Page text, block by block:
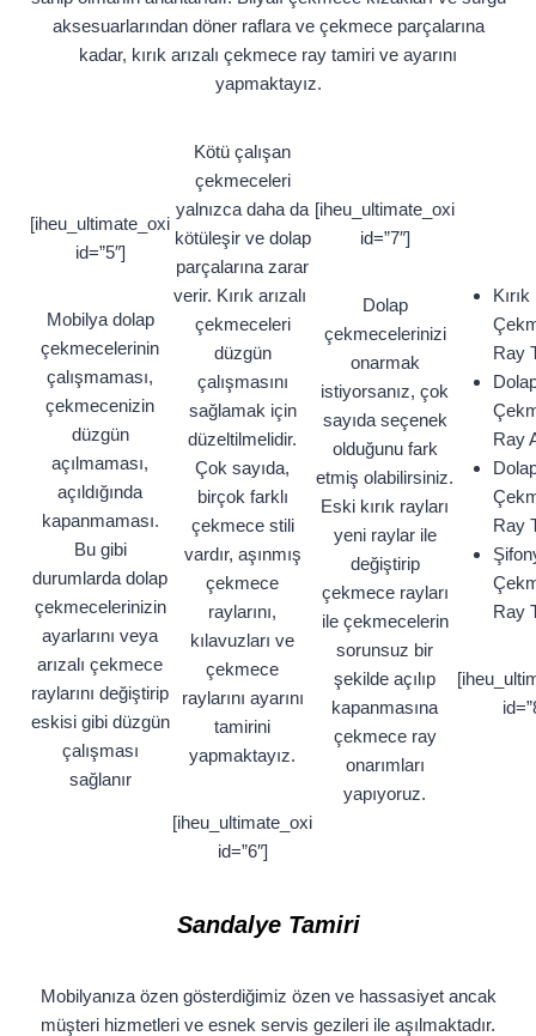
aksesuarlarından döner raflara ve çekmece parçalarına
kadar, kırık arızalı çekmece ray tamiri ve ayarını
yapmaktayız.
[iheu_ultimate_oxi
id=”5″]
Mobilya dolap
çekmecelerinin
çalışmaması,
çekmecenizin
düzgün
açılmaması,
açıldığında
kapanmaması.
Bu gibi
durumlarda dolap
çekmecelerinizin
ayarlarını veya
arızalı çekmece
raylarını değiştirip
eskisi gibi düzgün
çalışması
sağlanır
Kötü çalışan
çekmeceleri
yalnızca daha da
kötüleşir ve dolap
parçalarına zarar
verir. Kırık arızalı
çekmeceleri
düzgün
çalışmasını
sağlamak için
düzeltilmelidir.
Çok sayıda,
birçok farklı
çekmece stili
vardır, aşınmış
çekmece
raylarını,
kılavuzları ve
çekmece
raylarını ayarını
tamirini
yapmaktayız.
[iheu_ultimate_oxi
id=”6″]
[iheu_ultimate_oxi
id=”7″]
Dolap
çekmecelerinizi
onarmak
istiyorsanız, çok
sayıda seçenek
olduğunu fark
etmiş olabilirsiniz.
Eski kırık rayları
yeni raylar ile
değiştirip
çekmece rayları
ile çekmecelerin
sorunsuz bir
şekilde açılıp
kapanmasına
çekmece ray
onarımları
yapıyoruz.
Kırık
Ray
Ray
Ray
Ray
Sandalye Tamiri
Mobilyanıza özen gösterdiğimiz özen ve hassasiyet ancak
müşteri hizmetleri ve esnek servis gezileri ile aşılmaktadır.